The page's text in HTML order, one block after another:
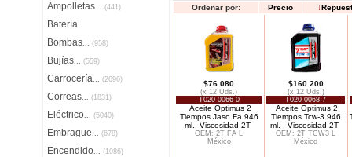
Ampolletas... (441)
Batería
Bombas... (958)
Bujías... (559)
Carrocería... (2696)
Correas... (1831)
Eléctrico... (5040)
Embrague... (678)
Encendido... (1086)
Ordenar por: Precio ↓
$76.080
(x 12 Uds.)
T020-0066-0
Aceite Optimus 2
Tiempos Jaso Fa 946
ml., Viscosidad 2T
OEM: 2T FA L
México
$160.200
(x 12 Uds.)
T020-0068-7
Aceite Optimus 2
Tiempos Tcw-3 946
ml. , Viscosidad 2T
OEM: 2T TCW3 L
México